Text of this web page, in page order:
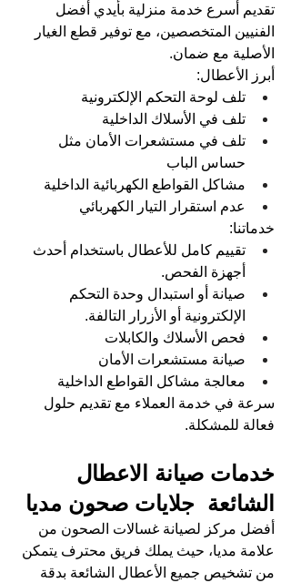
تقديم أسرع خدمة منزلية بأيدي أفضل
الفنيين المتخصصين، مع توفير قطع الغيار
الأصلية مع ضمان.
أبرز الأعطال:
تلف لوحة التحكم الإلكترونية
تلف في الأسلاك الداخلية
تلف في مستشعرات الأمان مثل
حساس الباب
مشاكل القواطع الكهربائية الداخلية
عدم استقرار التيار الكهربائي
خدماتنا:
تقييم كامل للأعطال باستخدام أحدث
أجهزة الفحص.
صيانة أو استبدال وحدة التحكم
الإلكترونية أو الأزرار التالفة.
فحص الأسلاك والكابلات
صيانة مستشعرات الأمان
معالجة مشاكل القواطع الداخلية
سرعة في خدمة العملاء مع تقديم حلول
فعالة للمشكلة.
خدمات صيانة الاعطال
الشائعة جلايات صحون مديا
أفضل مركز لصيانة غسالات الصحون من
علامة مديا، حيث يملك فريق محترف يتمكن
من تشخيص جميع الأعطال الشائعة بدقة